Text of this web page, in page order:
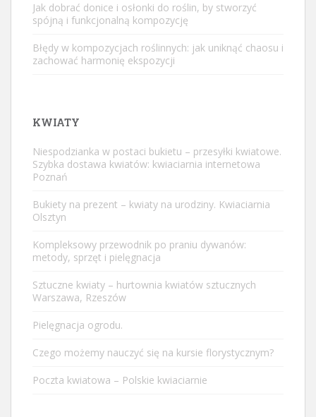
Jak dobrać donice i osłonki do roślin, by stworzyć
spójną i funkcjonalną kompozycję
Błędy w kompozycjach roślinnych: jak uniknąć chaosu i
zachować harmonię ekspozycji
KWIATY
Niespodzianka w postaci bukietu – przesyłki kwiatowe.
Szybka dostawa kwiatów: kwiaciarnia internetowa
Poznań
Bukiety na prezent – kwiaty na urodziny. Kwiaciarnia
Olsztyn
Kompleksowy przewodnik po praniu dywanów:
metody, sprzęt i pielęgnacja
Sztuczne kwiaty – hurtownia kwiatów sztucznych
Warszawa, Rzeszów
Pielęgnacja ogrodu.
Czego możemy nauczyć się na kursie florystycznym?
Poczta kwiatowa – Polskie kwiaciarnie